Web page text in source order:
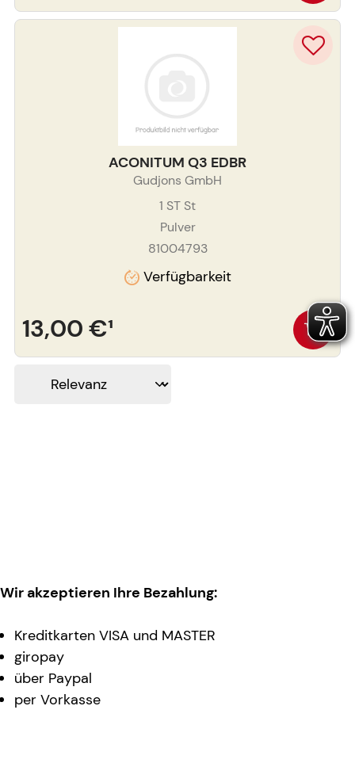
ACONITUM Q3 EDBR
Gudjons GmbH
1 ST St
Pulver
81004793
Verfügbarkeit
13,00 €¹
Wir akzeptieren Ihre Bezahlung:
Kreditkarten VISA und MASTER
giropay
über Paypal
per Vorkasse